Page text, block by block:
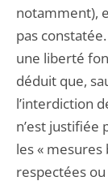
notamment),
pas
une liberté
déduit que,
l’interdiction
n’est justifiée
les «
respectées